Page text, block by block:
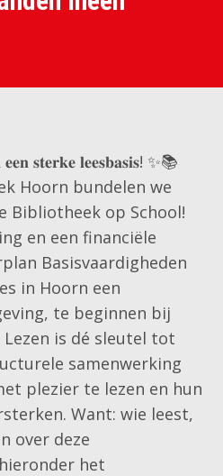
𝐬𝐭𝐞𝐫𝐤𝐞 𝐥𝐞𝐞𝐬𝐛𝐚𝐬𝐢𝐬! ✨📚
Hoorn bundelen we
Bibliotheek op School!
en een financiële
Basisvaardigheden
in Hoorn een
te beginnen bij
is dé sleutel tot
samenwerking
plezier te lezen en hun
Want: wie leest,
over deze
het